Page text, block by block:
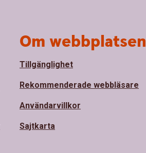
Om webbplatsen
Tillgänglighet
Rekommenderade webbläsare
Användarvillkor
Sajtkarta